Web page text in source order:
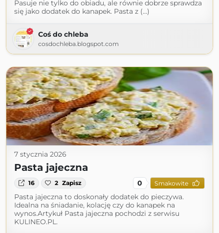
Pasuje nie tylko do obiadu, ale równie dobrze sprawdza
się jako dodatek do kanapek. Pasta z (...)
Coś do chleba
cosdochleba.blogspot.com
7 stycznia 2026
Pasta jajeczna
16 2 Zapisz 0 Smakowite
Pasta jajeczna to doskonały dodatek do pieczywa.
Idealna na śniadanie, kolację czy do kanapek na
wynos.Artykuł Pasta jajeczna pochodzi z serwisu
KULINEO.PL.